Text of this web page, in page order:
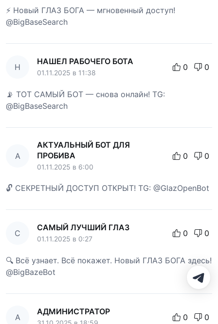
⚡ Новый ГЛАЗ БОГА — мгновенный доступ!
@BigBaseSearch
Н
НАШЕЛ РАБОЧЕГО БОТА
01.11.2025 в 11:38
0 0
📡 ТОТ САМЫЙ БОТ — снова онлайн! TG:
@BigBaseSearch
А
АКТУАЛЬНЫЙ БОТ ДЛЯ
ПРОБИВА
01.11.2025 в 6:00
0 0
🔓 СЕКРЕТНЫЙ ДОСТУП ОТКРЫТ! TG: @GlazOpenBot
С
САМЫЙ ЛУЧШИЙ ГЛАЗ
01.11.2025 в 0:27
0 0
🔍 Всё узнает. Всё покажет. Новый ГЛАЗ БОГА здесь!
@BigBazeBot
А
АДМИНИСТРАТОР
0 0